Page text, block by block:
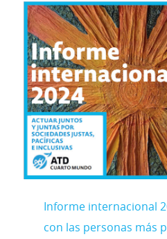
Informe internacional
con las personas más